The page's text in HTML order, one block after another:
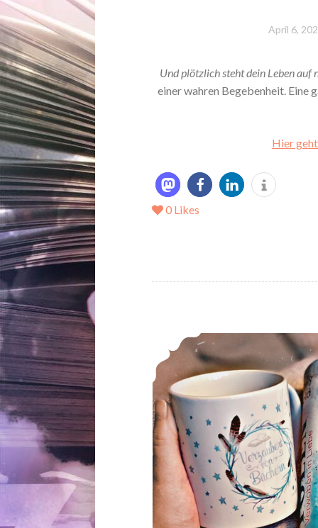
April 6,
Und plötzlich steht dein Leben auf
einer wahren Begebenheit. Eine
Hier
0 Likes